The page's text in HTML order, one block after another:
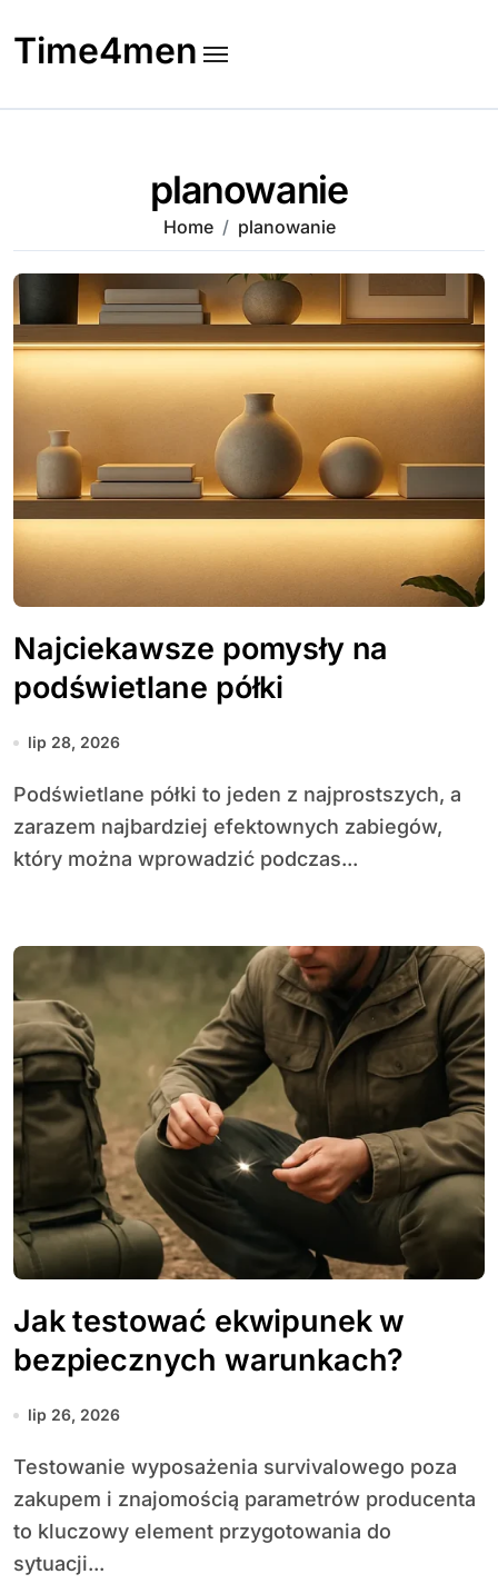
to
content
Time4men
planowanie
Home planowanie
Najciekawsze pomysły na
podświetlane półki
lip 28, 2026
Podświetlane półki to jeden z najprostszych, a
zarazem najbardziej efektownych zabiegów,
który można wprowadzić podczas...
Jak testować ekwipunek w
bezpiecznych warunkach?
lip 26, 2026
Testowanie wyposażenia survivalowego poza
zakupem i znajomością parametrów producenta
to kluczowy element przygotowania do
sytuacji...